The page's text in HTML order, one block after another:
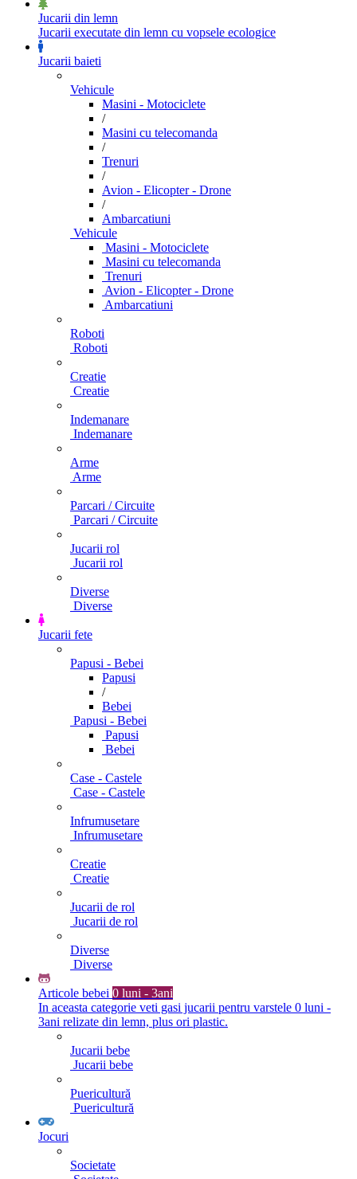
Jucarii din lemn
Jucarii executate din lemn cu vopsele ecologice
Jucarii baieti
Vehicule
Masini - Motociclete
/
Masini cu telecomanda
/
Trenuri
/
Avion - Elicopter - Drone
/
Ambarcatiuni
Vehicule
Masini - Motociclete
Masini cu telecomanda
Trenuri
Avion - Elicopter - Drone
Ambarcatiuni
Roboti
Roboti
Creatie
Creatie
Indemanare
Indemanare
Arme
Arme
Parcari / Circuite
Parcari / Circuite
Jucarii rol
Jucarii rol
Diverse
Diverse
Jucarii fete
Papusi - Bebei
Papusi
/
Bebei
Papusi - Bebei
Papusi
Bebei
Case - Castele
Case - Castele
Infrumusetare
Infrumusetare
Creatie
Creatie
Jucarii de rol
Jucarii de rol
Diverse
Diverse
Articole bebei 0 luni - 3ani
In aceasta categorie veti gasi jucarii pentru varstele 0 luni -
3ani relizate din lemn, plus ori plastic.
Jucarii bebe
Jucarii bebe
Puericultură
Puericultură
Jocuri
Societate